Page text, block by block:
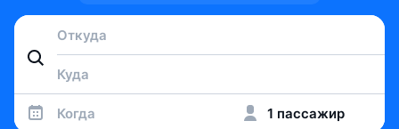
Когда 1 пассажир